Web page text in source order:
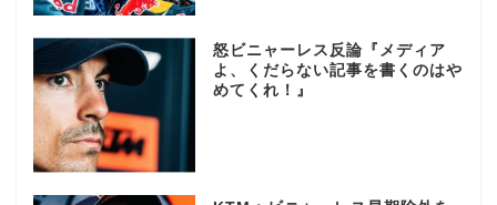
怒ビニャーレス反論『メディア
よ、くだらない記事を書くのはや
めてくれ！』